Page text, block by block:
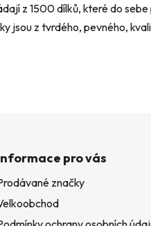
z 1500 dílků, které do
jsou z tvrdého, pevného,
pro vás
značky